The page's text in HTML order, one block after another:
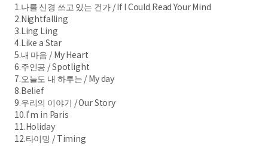
1.나를 신경 쓰고 있는 건가 / If I Could Read Your Mind
2.Nightfalling
3.Ling Ling
4.Like a Star
5.내 마음 / My Heart
6.주인공 / Spotlight
7.오늘도 내 하루는 / My day
8.Belief
9.우리의 이야기 / Our Story
10.I'm in Paris
11.Holiday
12.타이밍 / Timing